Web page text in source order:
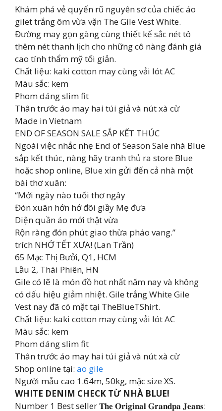
Khám phá vẻ quyến rũ nguyên sơ của chiếc áo
gilet trắng ôm vừa vặn The Gile Vest White.
Đường may gọn gàng cùng thiết kế sắc nét tô
thêm nét thanh lịch cho những cô nàng đánh giá
cao tính thẩm mỹ tối giản.
Chất liệu: kaki cotton may cùng vải lót AC
Màu sắc: kem
Phom dáng slim fit
Thân trước áo may hai túi giả và nút xà cừ
Made in Vietnam
END OF SEASON SALE SẮP KẾT THÚC
Ngoài việc nhắc nhẹ End of Season Sale nhà Blue
sắp kết thúc, nàng hãy tranh thủ ra store Blue
hoặc shop online, Blue xin gửi đến cả nhà một
bài thơ xuân:
“Mới ngày nào tuổi thơ ngây
Đón xuân hớn hở đôi giầy Mẹ đưa
Diện quần áo mới thật vừa
Rộn ràng đón phút giao thừa pháo vang.”
trích NHỚ TẾT XƯA! (Lan Trần)
65 Mạc Thị Bưởi, Q1, HCM
Lầu 2, Thái Phiên, HN
Gile có lẽ là món đồ hot nhất năm nay và không
có dấu hiệu giảm nhiệt. Gile trắng White Gile
Vest nay đã có mặt tại TheBlueTShirt.
Chất liệu: kaki cotton may cùng vải lót AC
Màu sắc: kem
Phom dáng slim fit
Thân trước áo may hai túi giả và nút xà cừ
Shop online tại: ao gile
Người mẫu cao 1.64m, 50kg, mặc size XS.
WHITE DENIM CHECK TỪ NHÀ BLUE!
Number 1 Best seller 𝐓𝐡𝐞 𝐎𝐫𝐢𝐠𝐢𝐧𝐚𝐥 𝐆𝐫𝐚𝐧𝐝𝐩𝐚 𝐉𝐞𝐚𝐧𝐬: